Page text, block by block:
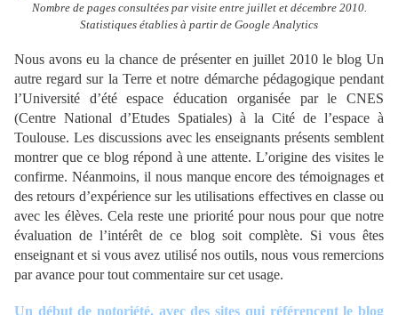
Nombre de pages consultées par visite entre juillet et décembre 2010.
Statistiques établies à partir de Google Analytics
Nous avons eu la chance de présenter en juillet 2010 le blog Un
autre regard sur la Terre et notre démarche pédagogique pendant
l’Université d’été espace éducation organisée par le CNES
(Centre National d’Etudes Spatiales) à la Cité de l’espace à
Toulouse. Les discussions avec les enseignants présents semblent
montrer que ce blog répond à une attente. L’origine des visites le
confirme. Néanmoins, il nous manque encore des témoignages et
des retours d’expérience sur les utilisations effectives en classe ou
avec les élèves. Cela reste une priorité pour nous pour que notre
évaluation de l’intérêt de ce blog soit complète. Si vous êtes
enseignant et si vous avez utilisé nos outils, nous vous remercions
par avance pour tout commentaire sur cet usage.
Un début de notoriété, avec des sites qui référencent le blog